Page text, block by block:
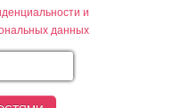
и
данных